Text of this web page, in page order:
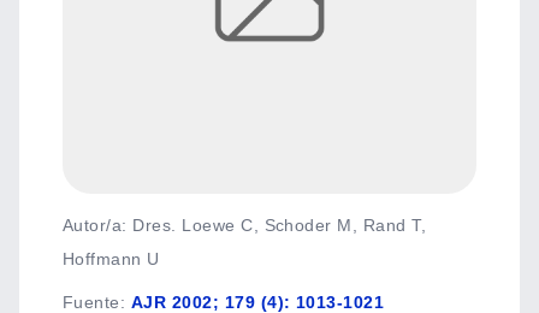
Autor/a: Dres. Loewe C, Schoder M, Rand T,
Hoffmann U
Fuente: AJR 2002; 179 (4): 1013-1021